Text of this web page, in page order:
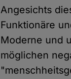
Angesichts
Funktionäre
Moderne und
möglichen